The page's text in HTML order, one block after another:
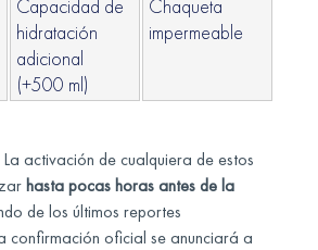
Capacidad de
hidratación
adicional
(+500 ml)
Chaqueta
impermeable
La activación de cualquiera de estos
hasta pocas horas antes de la
de los últimos reportes
confirmación oficial se anunciará a